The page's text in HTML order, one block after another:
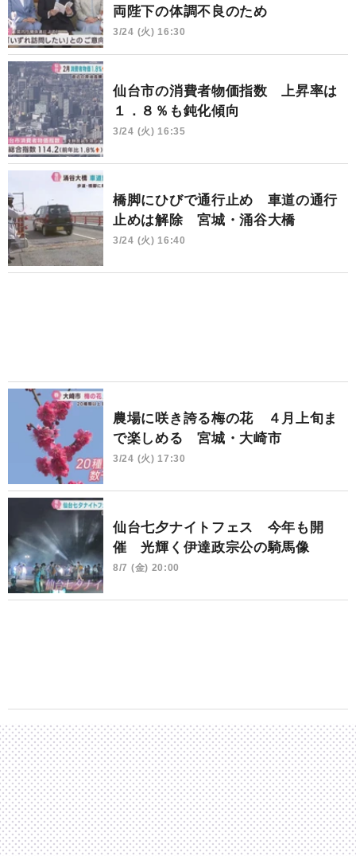
両陛下の体調不良のため
3/24 (火) 16:30
仙台市の消費者物価指数 上昇率は
１．８％も鈍化傾向
3/24 (火) 16:35
橋脚にひびで通行止め 車道の通行
止めは解除 宮城・涌谷大橋
3/24 (火) 16:40
農場に咲き誇る梅の花 ４月上旬ま
で楽しめる 宮城・大崎市
3/24 (火) 17:30
仙台七夕ナイトフェス 今年も開
催 光輝く伊達政宗公の騎馬像
8/7 (金) 20:00